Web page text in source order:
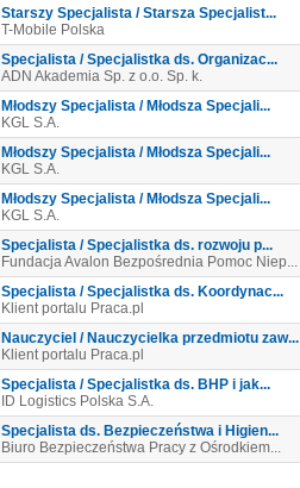
Starszy Specjalista / Starsza Specjalist...
T-Mobile Polska
Specjalista / Specjalistka ds. Organizac...
ADN Akademia Sp. z o.o. Sp. k.
Młodszy Specjalista / Młodsza Specjali...
KGL S.A.
Młodszy Specjalista / Młodsza Specjali...
KGL S.A.
Młodszy Specjalista / Młodsza Specjali...
KGL S.A.
Specjalista / Specjalistka ds. rozwoju p...
Fundacja Avalon Bezpośrednia Pomoc Niep...
Specjalista / Specjalistka ds. Koordynac...
Klient portalu Praca.pl
Nauczyciel / Nauczycielka przedmiotu zaw...
Klient portalu Praca.pl
Specjalista / Specjalistka ds. BHP i jak...
ID Logistics Polska S.A.
Specjalista ds. Bezpieczeństwa i Higien...
Biuro Bezpieczeństwa Pracy z Ośrodkiem...